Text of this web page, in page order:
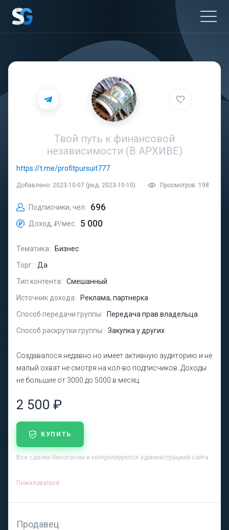
Твой путь к финансовой
независимости (В АРХИВЕ)
https://t.me/profitpursuit777
Добавлено: 2023-10-07 (ред. 2023-10-10) Просмотров: 198
Подписчики, чел. 696
Доход, ₽/мес. 5 000
Тематика:
Бизнес
Торг:
Да
Тип контента: Смешанный
Источник дохода:
Реклама, партнерка
Способ передачи группы:
Передача прав владельца
Способ раскрутки группы: Закупка у других
Создавалося недавно но имеет активную аудиторию и не
малый охват не смотря на кол-во подписчиков. Доходы
не большие от 3000 до 5000 в месяц
2 500 ₽
КУПИТЬ
Все сделки безопасны и контролируются администрацией сайта
Пожаловаться
Продавец